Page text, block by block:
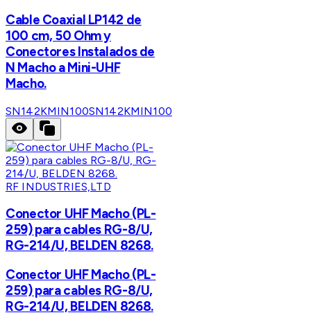
Cable Coaxial LP142 de
100 cm, 50 Ohm y
Conectores Instalados de
N Macho a Mini-UHF
Macho.
SN142KMIN100SN142KMIN100
RF INDUSTRIES,LTD
Conector UHF Macho (PL-
259) para cables RG-8/U,
RG-214/U, BELDEN 8268.
Conector UHF Macho (PL-
259) para cables RG-8/U,
RG-214/U, BELDEN 8268.